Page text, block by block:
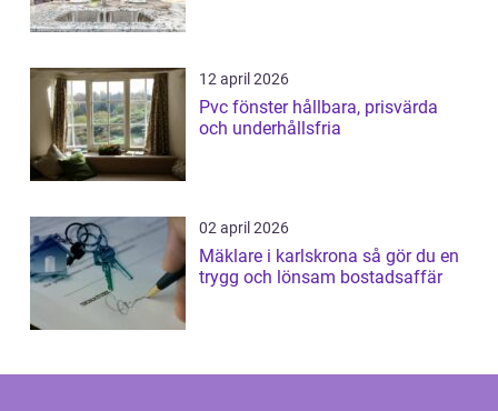
12 april 2026
Pvc fönster hållbara, prisvärda
och underhållsfria
02 april 2026
Mäklare i karlskrona så gör du en
trygg och lönsam bostadsaffär